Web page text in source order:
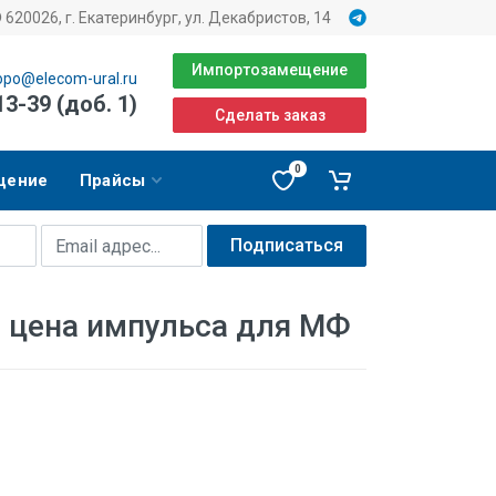
620026, г. Екатеринбург, ул. Декабристов, 14
ural.ru
39 (доб. 1)
Импортозамещение
Сделать заказ
Прайсы
0
Подписаться
цена импульса для МФ